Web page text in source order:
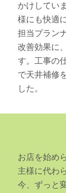
かけしてい
様にも快適
担当プラン
改善効果に
す。工事の
で天井補修
した。
お店を始め
主様に代わ
今、ずっと